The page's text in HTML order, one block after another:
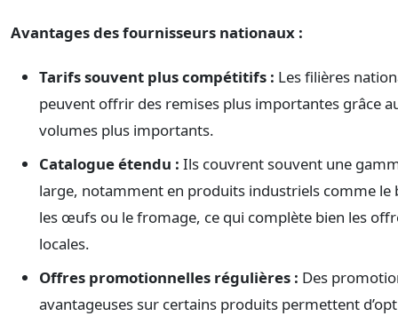
Avantages des fournisseurs nationaux :
Tarifs souvent plus compétitifs : Les filières
peuvent offrir des remises plus importantes grâce
volumes plus importants.
Catalogue étendu : Ils couvrent souvent une
large, notamment en produits industriels comme le
les œufs ou le fromage, ce qui complète bien les
locales.
Offres promotionnelles régulières : Des
avantageuses sur certains produits permettent